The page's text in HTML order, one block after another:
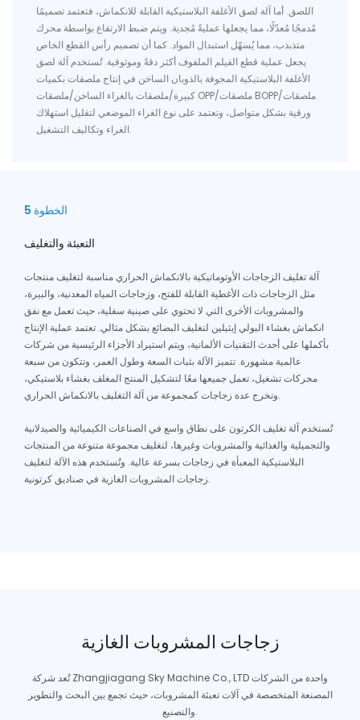
اللصق. أما آلة لصق الأغلفة البلاستيكية القابلة للانكماش، فتعتمد تصميمًا
مُدمجًا مُعدّلًا، مما يجعلها عمليةً مُجدية. ويتم ضبط الارتفاع بواسطة محرك
متذبذب، مما يُسهّل استبدال المواد. كما أن تصميم رأس القطع الخاص
يجعل عملية قطع الفيلم الملفوف أكثر دقةً وموثوقية. تُستخدم آلة لصق
الأغلفة البلاستيكية المجوفة بالذوبان الساخن في إنتاج ملصقات بكميات
كبيرة/ملصقات بالغراء الساخن/ملصقات OPP/ملصقات BOPP/ملصقات
ورقية بشكل متواصل، وتعتمد على نوع الغراء الموضعي لتقليل استهلاك
الغراء وتكاليف التشغيل.
الخطوة 5
التعبئة والتغليف
آلة تغليف الزجاجات الأوتوماتيكية بالانكماش الحراري مناسبة لتغليف منتجات
مثل الزجاجات ذات الأغطية القابلة للفتح، وزجاجات المياه المعدنية، والبيرة،
والمشروبات الأخرى التي لا تحتوي على صينية سفلية، حيث تعمل مع نفق
انكماش بغشاء البولي إيثيلين لتغليف البضائع بشكل مثالي. تعتمد عملية الإنتاج
بأكملها على أحدث التقنيات الألمانية، ويتم استيراد الأجزاء الرئيسية من شركات
عالمية مشهورة. تتميز الآلة بثبات السعة وطول العمر، وتتكون من سبعة
محركات تشغيل، تعمل جميعها معًا لتشكيل المنتج المغلف بغشاء بلاستيكي،
وتخرج عدة زجاجات كمجموعة من آلة التغليف بالانكماش الحراري.
تُستخدم آلة تغليف الكرتون على نطاق واسع في الصناعات الكيميائية والصيدلانية
والتجميلية والغذائية والمشروبات وغيرها، لتغليف مجموعة متنوعة من المنتجات
البلاستيكية المعبأة في زجاجات بسرعة عالية. وتُستخدم هذه الآلة لتغليف
زجاجات المشروبات الغازية في صناديق كرتونية.
زجاجات المشروبات الغازية
تُعد شركة Zhangjiagang Sky Machine Co., LTD واحدة من الشركات
المصنعة المتخصصة في آلات تعبئة المشروبات، حيث تجمع بين البحث والتطوير
والتصنيع.